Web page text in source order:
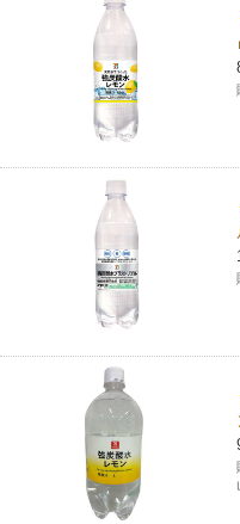
パウダースペース ラブン（
ソフトバンクギフト